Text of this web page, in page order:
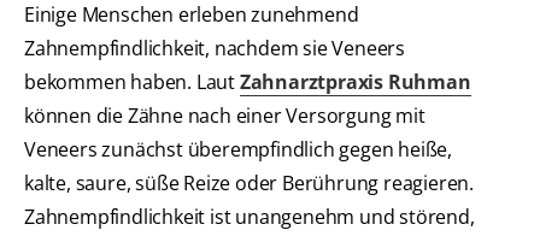
Einige Menschen erleben zunehmend
Zahnempfindlichkeit, nachdem sie Veneers
bekommen haben. LautZahnarztpraxis Ruhman
können die Zähne nach einer Versorgung mit
Veneers zunächst überempfindlich gegen heiße,
kalte, saure, süße Reize oder Berührung reagieren.
Zahnempfindlichkeit ist unangenehm und störend,